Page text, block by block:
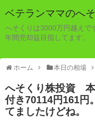
ベテランママのへ
へそくりは3000万円越えで
年間売却益目指してます。
ホーム 本日の相場
へそくり株投資 本
付き70114円161円
てましたけどね。